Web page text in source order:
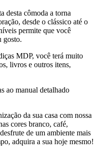
desta cômoda a torna
desde o clássico até o
permite que você
gosto.
MDP, você terá muito
livros e outros itens,
ao manual detalhado
da sua casa com nossa
cores branco, café,
de um ambiente mais
adquira a sua hoje mesmo!